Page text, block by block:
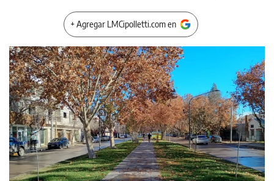
+ Agregar LMCipolletti.com en